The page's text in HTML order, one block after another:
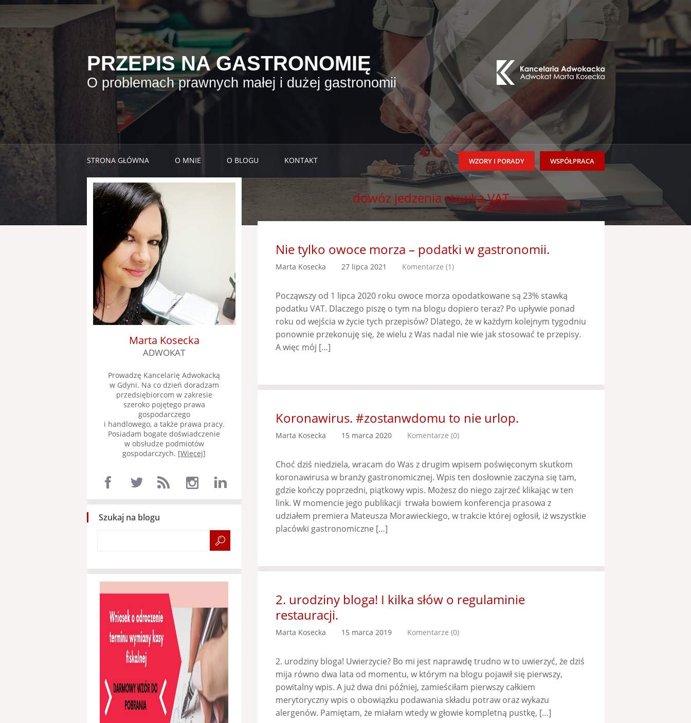
PRZEPIS NA GASTRONOMIĘ
O problemach prawnych małej i dużej gastronomii
STRONA GŁÓWNA O MNIE O BLOGU KONTAKT WSPÓŁPRACA
WZORY I PORADY
dowóz jedzenia stawka VAT
Nie tylko owoce morza – podatki w gastronomii.
Marta Kosecka 27 lipca 2021 Komentarze (1)
Począwszy od 1 lipca 2020 roku owoce morza opodatkowane są 23% stawką
podatku VAT. Dlaczego piszę o tym na blogu dopiero teraz? Po upływie ponad
roku od wejścia w życie tych przepisów? Dlatego, że w każdym kolejnym tygodniu
ponownie przekonuję się, że wielu z Was nadal nie wie jak stosować te przepisy.
A więc mój […]
Koronawirus. #zostanwdomu to nie urlop.
Marta Kosecka 15 marca 2020 Komentarze (0)
Choć dziś niedziela, wracam do Was z drugim wpisem poświęconym skutkom
koronawirusa w branży gastronomicznej. Wpis ten dosłownie zaczyna się tam,
gdzie kończy poprzedni, piątkowy wpis. Możesz do niego zajrzeć klikając w ten
link. W momencie jego publikacji trwała bowiem konferencja prasowa z
udziałem premiera Mateusza Morawieckiego, w trakcie której ogłosił, iż wszystkie
placówki gastronomiczne […]
2. urodziny bloga! I kilka słów o regulaminie
restauracji.
Marta Kosecka 15 marca 2019 Komentarze (0)
2. urodziny bloga! Uwierzycie? Bo mi jest naprawdę trudno w to uwierzyć, że dziś
mija równo dwa lata od momentu, w którym na blogu pojawił się pierwszy,
powitalny wpis. A już dwa dni później, zamieściłam pierwszy całkiem
merytoryczny wpis o obowiązku podawania składu potraw oraz wykazu
alergenów. Pamiętam, że miałam wtedy w głowie kompletną pustkę, […]
Marta Kosecka
ADWOKAT
Prowadzę Kancelarię Adwokacką
w Gdyni. Na co dzień doradzam
przedsiębiorcom w zakresie
szeroko pojętego prawa
gospodarczego
i handlowego, a także prawa pracy.
Posiadam bogate doświadczenie
w obsłudze podmiotów
gospodarczych. [Więcej]
Szukaj na blogu